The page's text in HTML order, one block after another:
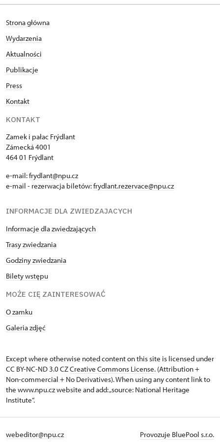
Strona główna
Wydarzenia
Aktualności
Publikacje
Press
Kontakt
KONTAKT
Zamek i pałac Frýdlant
Zámecká 4001
464 01 Frýdlant
e-mail:frydlant@npu.cz
e-mail - rezerwacja biletów:frydlant.rezervace@npu.cz
INFORMACJE DLA ZWIEDZAJACYCH
Informacje dla zwiedzających
Trasy zwiedzania
Godziny zwiedzania
Bilety wstępu
MOŻE CIĘ ZAINTERESOWAĆ
O zamku
Galeria zdjęć
Except where otherwise noted content on this site is licensed under
CC BY-NC-ND 3.0 CZCreative Commons License. (Attribution +
Non-commercial + No Derivatives). When using any content link to
the www.npu.cz website and add: „source: National Heritage
Institute“.
webeditor@npu.cz Provozuje BluePool s.r.o.